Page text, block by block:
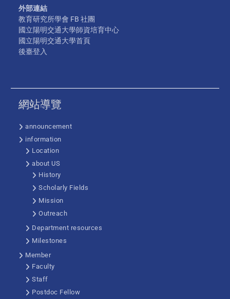
外部連結
教育研究所學會 FB 社團
國立陽明交通大學師資培育中心
國立陽明交通大學首頁
後臺登入
網站導覽
announcement
information
Location
about US
History
Scholarly Fields
Mission
Outreach
Department resources
Milestones
Member
Faculty
Staff
Postdoc Fellow